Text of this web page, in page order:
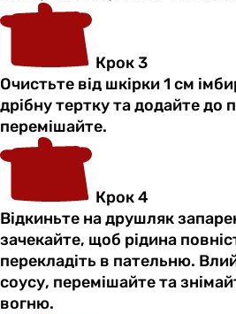
Крок 3
Очистьте від шкірки 1 см
дрібну тертку та додайте до
перемішайте.
Крок 4
Відкиньте на друшляк
зачекайте, щоб рідина
перекладіть в пательню.
соусу, перемішайте та
вогню.